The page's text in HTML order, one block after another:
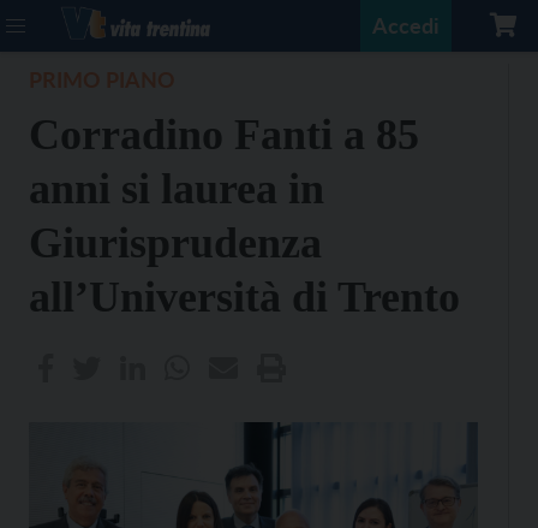
Accedi
Corradino Fanti a 85
anni si laurea in
Giurisprudenza
all’Università di Trento